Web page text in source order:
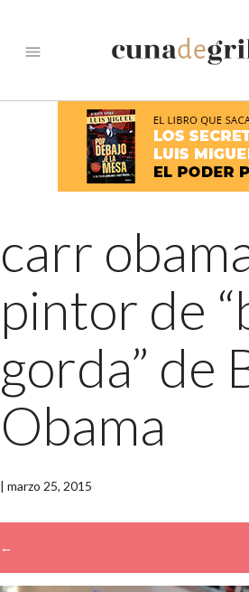
menu
carr
pintor de
gorda” de
Obama
| marzo 25, 2015
←